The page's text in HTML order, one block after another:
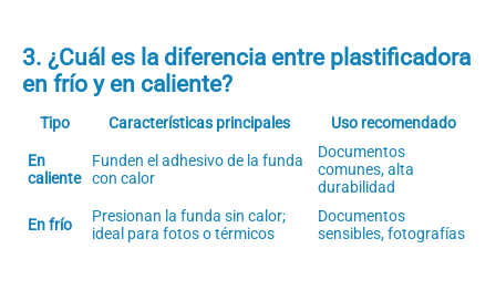
3. ¿Cuál es la diferencia entre plastificadora
en frío y en caliente?
Tipo Características principales Uso recomendado
En
caliente
Funden el adhesivo de la funda
con calor
Documentos
comunes, alta
durabilidad
En frío
Presionan la funda sin calor;
ideal para fotos o térmicos
Documentos
sensibles, fotografías